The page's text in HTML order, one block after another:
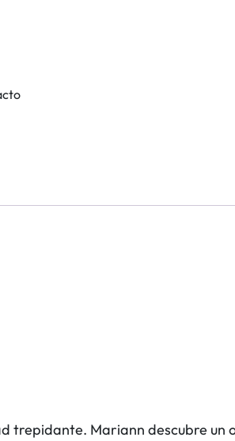
trepidante. Mariann descubre un